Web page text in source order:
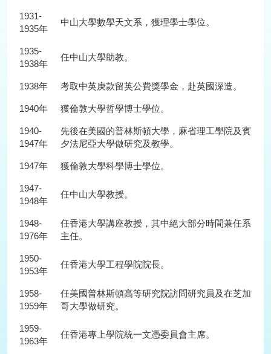
1931-
1935年
中山大學數學天文系，獲理學士學位。
1935-
1938年
任中山大學助教。
1938年 考取中英庚款留英公費獎學金，赴英國深造。
1940年 獲倫敦大學哲學博士學位。
1940-
1947年
先後在美國的普林斯頓大學，麻省理工學院及賓
夕法尼亞大學做研究及教學。
1947年 獲倫敦大學科學博士學位。
1947-
1948年
任中山大學教授。
1948-
1976年
任香港大學講座教授，其中絕大部分時間兼任系
主任。
1950-
1953年
任香港大學工程學院院長。
1958-
1959年
任美國普林斯頓高等研究院訪問研究員及在芝加
哥大學做研究。
1959-
1963年
任香港專上學院統一文憑委員會主席。